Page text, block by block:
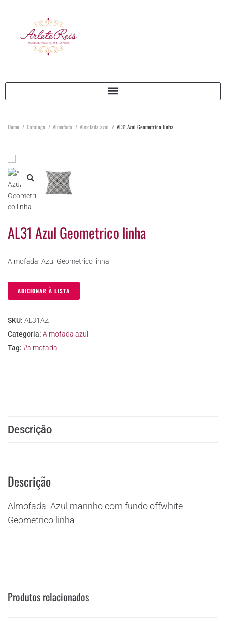
Home / Catálogo / Almofada / Almofada azul / AL31 Azul Geometrico linha
AL31 Azul Geometrico linha
Almofada Azul Geometrico linha
ADICIONAR À LISTA
SKU: AL31AZ
Categoria: Almofada azul
Tag: #almofada
Descrição
Descrição
Almofada Azul marinho com fundo offwhite
Geometrico linha
Produtos relacionados